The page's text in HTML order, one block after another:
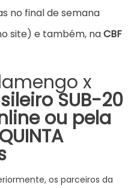
no final de semana
site) e também, naCBF
x
SUB-20
ou pela
os parceiros da